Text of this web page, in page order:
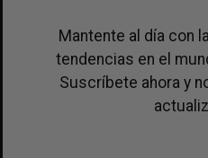
Mantente al día con
tendencias en el
Suscríbete ahora y